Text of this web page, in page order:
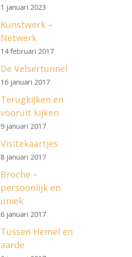
1 januari 2023
Kunstwerk –
Netwerk
14 februari 2017
De Velsertunnel
16 januari 2017
Terugkijken en
vooruit kijken
9 januari 2017
Visitekaartjes
8 januari 2017
Broche –
persoonlijk en
uniek
6 januari 2017
Tussen Hemel en
aarde